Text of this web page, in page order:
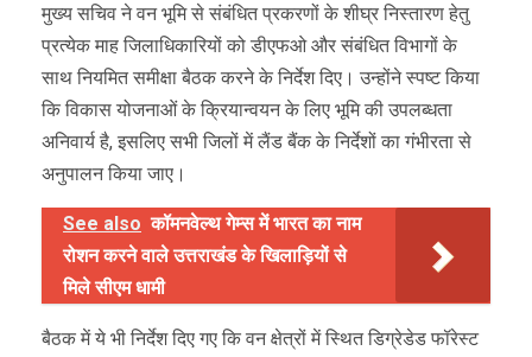
मुख्य सचिव ने वन भूमि से संबंधित प्रकरणों के शीघ्र निस्तारण हेतु
प्रत्येक माह जिलाधिकारियों को डीएफओ और संबंधित विभागों के
साथ नियमित समीक्षा बैठक करने के निर्देश दिए। उन्होंने स्पष्ट किया
कि विकास योजनाओं के क्रियान्वयन के लिए भूमि की उपलब्धता
अनिवार्य है, इसलिए सभी जिलों में लैंड बैंक के निर्देशों का गंभीरता से
अनुपालन किया जाए।
See also कॉमनवेल्थ गेम्स में भारत का नाम
रोशन करने वाले उत्तराखंड के खिलाड़ियों से
मिले सीएम धामी
बैठक में ये भी निर्देश दिए गए कि वन क्षेत्रों में स्थित डिग्रेडेड फॉरेस्ट